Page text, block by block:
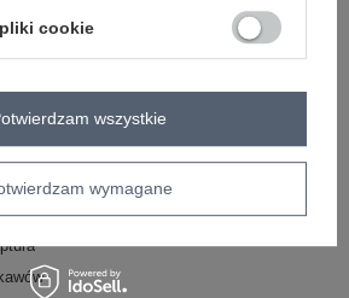
materiałowa
cookie
wymagane
wszystkie